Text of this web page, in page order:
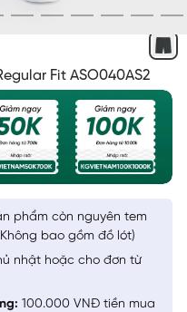
Fit ASO040AS2
phẩm còn nguyên tem
bao gồm đồ lót)
nhật hoặc cho đơn từ
100.000 VNĐ tiền mua